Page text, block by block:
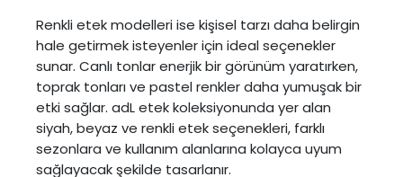
Renkli etek modelleri ise kişisel tarzı daha belirgin
hale getirmek isteyenler için ideal seçenekler
sunar. Canlı tonlar enerjik bir görünüm yaratırken,
toprak tonları ve pastel renkler daha yumuşak bir
etki sağlar. adL etek koleksiyonunda yer alan
siyah, beyaz ve renkli etek seçenekleri, farklı
sezonlara ve kullanım alanlarına kolayca uyum
sağlayacak şekilde tasarlanır.